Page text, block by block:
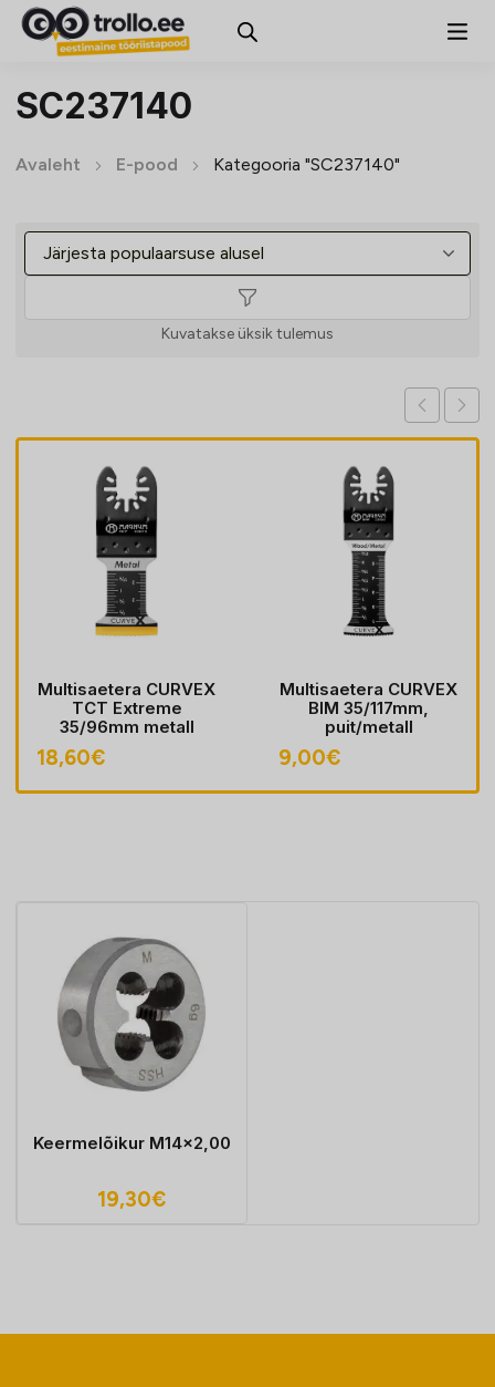
SC237140
Avaleht E-pood Kategooria "SC237140"
Kuvatakse üksik tulemus
Multisaetera CURVEX
TCT Extreme
35/96mm metall
18,60€
Multisaetera CURVEX
BIM 35/117mm,
puit/metall
9,00€
Keermelõikur M14x2,00
19,30€